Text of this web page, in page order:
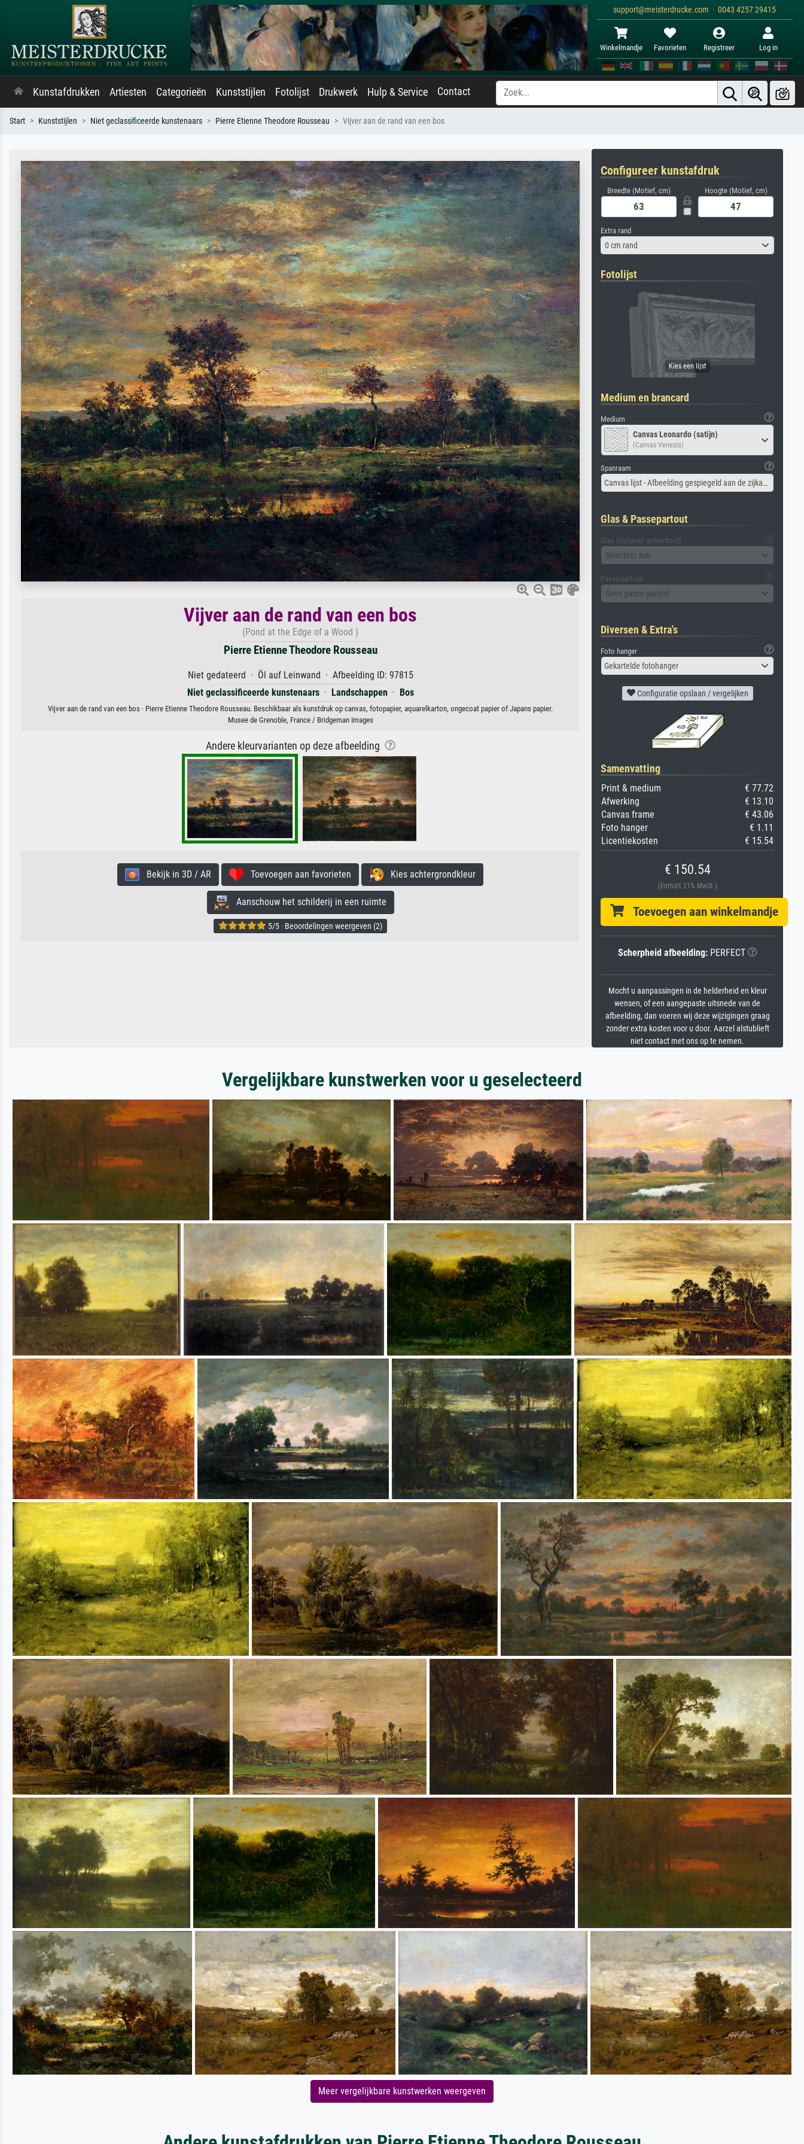
support@meisterdrucke.com · 0043 4257 29415
Winkelmandje Favorieten Registreer Log in
Kunstafdrukken Artiesten Categorieën Kunststijlen Fotolijst Drukwerk Hulp & Service Contact
Start Kunststijlen Niet geclassificeerde kunstenaars Pierre Etienne Theodore Rousseau Vijver aan de rand van een bos
Vijver aan de rand van een bos
(Pond at the Edge of a Wood )
Pierre Etienne Theodore Rousseau
Niet gedateerd · Öl auf Leinwand · Afbeelding ID: 97815
Niet geclassificeerde kunstenaars· Landschappen · Bos
Vijver aan de rand van een bos · Pierre Etienne Theodore Rousseau. Beschikbaar als kunstdruk op canvas, fotopapier, aquarelkarton, ongecoat papier of Japans papier.
Musee de Grenoble, France / Bridgeman Images
Andere kleurvarianten op deze afbeelding
Bekijk in 3D / AR Toevoegen aan favorieten Kies achtergrondkleur
Aanschouw het schilderij in een ruimte
5/5 · Beoordelingen weergeven (2)
Configureer kunstafdruk
Breedte (Motief, cm) Hoogte (Motief, cm)
Extra rand
0 cm rand
Fotolijst
Medium en brancard
Medium
Canvas Leonardo (satijn)
(Canvas Venezia)
Spanraam
Canvas lijst - Afbeelding gespiegeld aan de zijkant
Glas & Passepartout
Glas (inclusief achterbord)
Selecteer aub
Passe-partout
Geen passe-partout
Diversen & Extra's
Foto hanger
Gekartelde fotohanger
Configuratie opslaan / vergelijken
Samenvatting
Print & medium
€ 77.72
Afwerking
€ 13.10
Canvas frame
€ 43.06
Foto hanger
€ 1.11
Licentiekosten
€ 15.54
€ 150.54
(Enthält 21% MwSt.)
Toevoegen aan winkelmandje
Scherpheid afbeelding:PERFECT
Mocht u aanpassingen in de helderheid en kleur
wensen, of een aangepaste uitsnede van de
afbeelding, dan voeren wij deze wijzigingen graag
zonder extra kosten voor u door. Aarzel alstublieft
niet contact met ons op te nemen.
Vergelijkbare kunstwerken voor u geselecteerd
Meer vergelijkbare kunstwerken weergeven